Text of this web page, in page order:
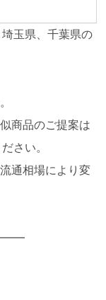
玉県、千葉県の
商品のご提案は
さい。
通相場により変